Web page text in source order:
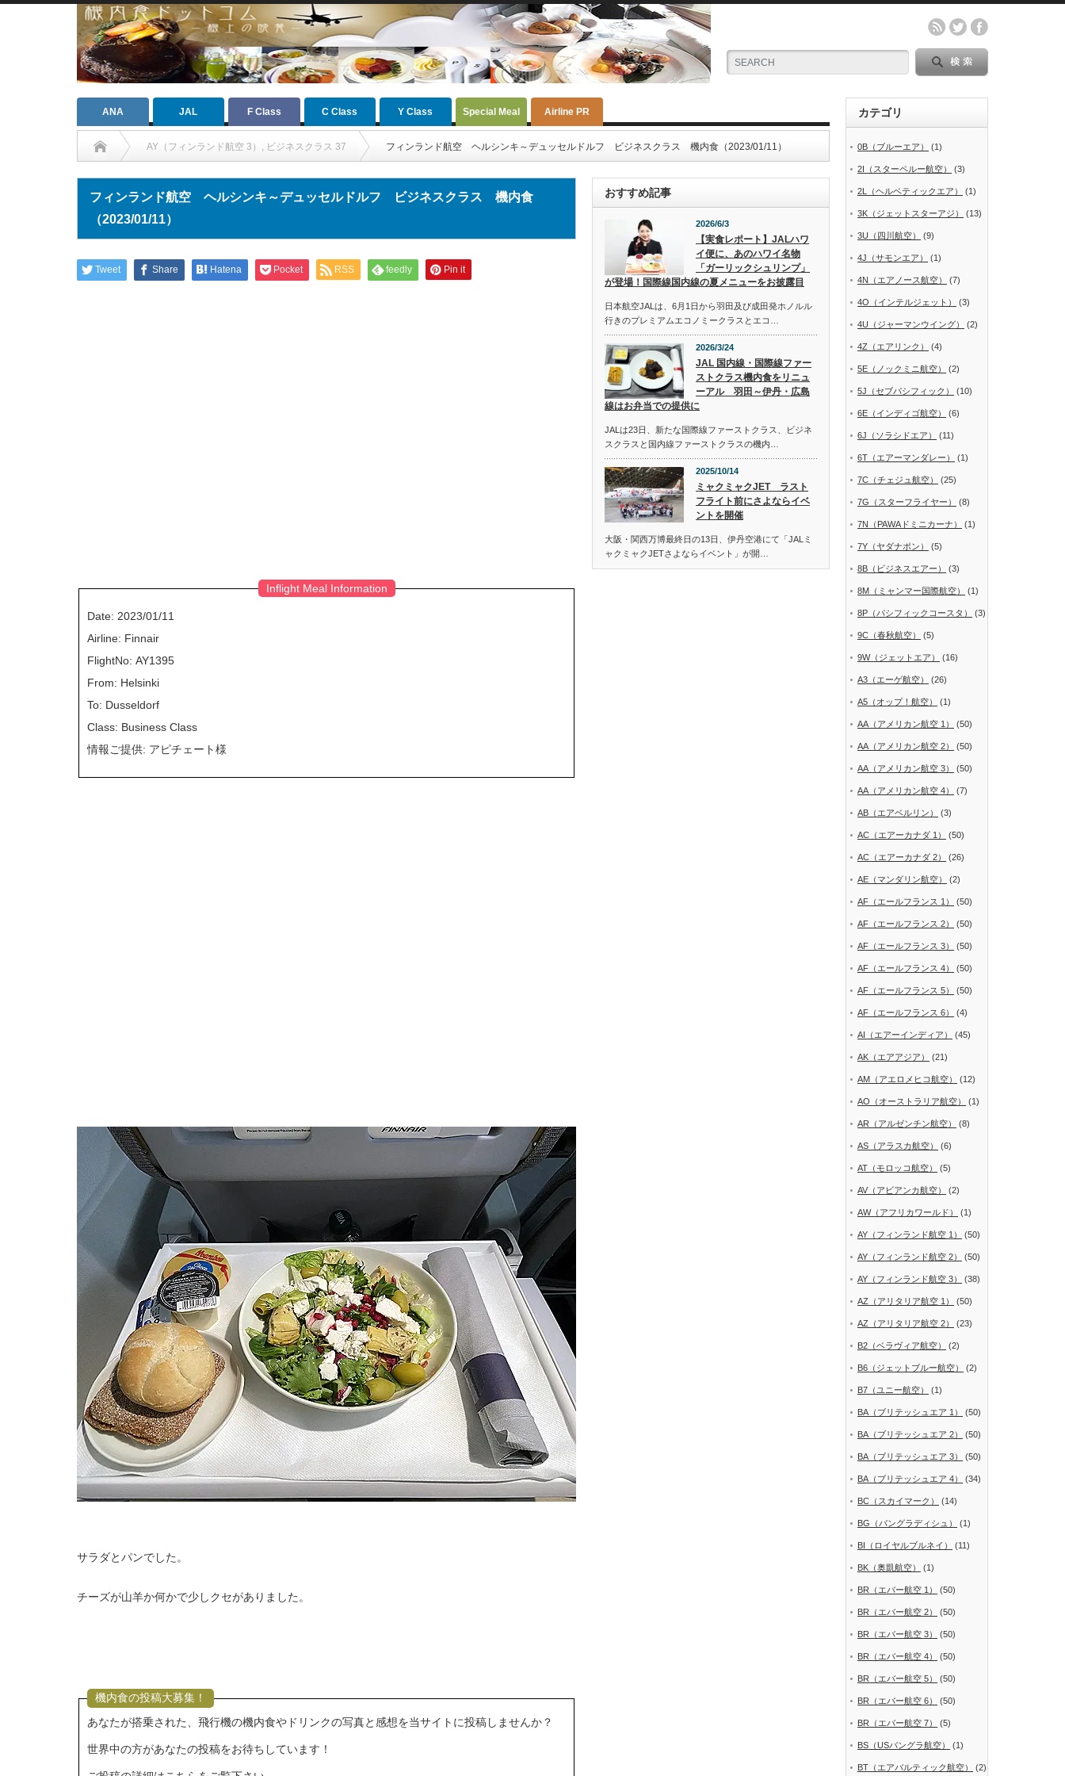
ANA JAL F Class C Class Y Class Special Meal Airline PR
AY（フィンランド航空 3） , ビジネスクラス 37 フィンランド航空 ヘルシンキ～デュッセルドルフ ビジネスクラス 機内食（2023/01/11）
フィンランド航空 ヘルシンキ～デュッセルドルフ ビジネスクラス 機内食
（2023/01/11）
Tweet Share Hatena Pocket RSS feedly Pin it
Inflight Meal Information
Date: 2023/01/11
Airline: Finnair
FlightNo: AY1395
From: Helsinki
To: Dusseldorf
Class: Business Class
情報ご提供: アピチェート様
サラダとパンでした。
チーズが山羊か何かで少しクセがありました。
機内食の投稿大募集！
あなたが搭乗された、飛行機の機内食やドリンクの写真と感想を当サイトに投稿しませんか？
世界中の方があなたの投稿をお待ちしています！
おすすめ記事
2026/6/3
【実食レポート】JALハワ
イ便に、あのハワイ名物
「ガーリックシュリンプ」
が登場！国際線国内線の夏メニューをお披露目
日本航空JALは、6月1日から羽田及び成田発ホノルル
行きのプレミアムエコノミークラスとエコ…
2026/3/24
JAL 国内線・国際線ファー
ストクラス機内食をリニュ
ーアル 羽田～伊丹・広島
線はお弁当での提供に
JALは23日、新たな国際線ファーストクラス、ビジネ
スクラスと国内線ファーストクラスの機内…
2025/10/14
ミャクミャクJET ラスト
フライト前にさよならイベ
ントを開催
大阪・関西万博最終日の13日、伊丹空港にて「JALミ
ャクミャクJETさよならイベント」が開…
カテゴリ
0B（ブルーエア） (1)
2I（スターペルー航空） (3)
2L（ヘルベティックエア） (1)
3K（ジェットスターアジ） (13)
3U（四川航空） (9)
4J（サモンエア） (1)
4N（エアノース航空） (7)
4O（インテルジェット） (3)
4U（ジャーマンウイング） (2)
4Z（エアリンク） (4)
5E（ノックミニ航空） (2)
5J（セブパシフィック） (10)
6E（インディゴ航空） (6)
6J（ソラシドエア） (11)
6T（エアーマンダレー） (1)
7C（チェジュ航空） (25)
7G（スターフライヤー） (8)
7N（PAWAドミニカーナ） (1)
7Y（ヤダナポン） (5)
8B（ビジネスエアー） (3)
8M（ミャンマー国際航空） (1)
8P（パシフィックコースタ） (3)
9C（春秋航空） (5)
9W（ジェットエア） (16)
A3（エーゲ航空） (26)
A5（オップ！航空） (1)
AA（アメリカン航空 1） (50)
AA（アメリカン航空 2） (50)
AA（アメリカン航空 3） (50)
AA（アメリカン航空 4） (7)
AB（エアベルリン） (3)
AC（エアーカナダ 1） (50)
AC（エアーカナダ 2） (26)
AE（マンダリン航空） (2)
AF（エールフランス 1） (50)
AF（エールフランス 2） (50)
AF（エールフランス 3） (50)
AF（エールフランス 4） (50)
AF（エールフランス 5） (50)
AF（エールフランス 6） (4)
AI（エアーインディア） (45)
AK（エアアジア） (21)
AM（アエロメヒコ航空） (12)
AO（オーストラリア航空） (1)
AR（アルゼンチン航空） (8)
AS（アラスカ航空） (6)
AT（モロッコ航空） (5)
AV（アビアンカ航空） (2)
AW（アフリカワールド） (1)
AY（フィンランド航空 1） (50)
AY（フィンランド航空 2） (50)
AY（フィンランド航空 3） (38)
AZ（アリタリア航空 1） (50)
AZ（アリタリア航空 2） (23)
B2（ベラヴィア航空） (2)
B6（ジェットブルー航空） (2)
B7（ユニー航空） (1)
BA（ブリテッシュエア 1） (50)
BA（ブリテッシュエア 2） (50)
BA（ブリテッシュエア 3） (50)
BA（ブリテッシュエア 4） (34)
BC（スカイマーク） (14)
BG（バングラディシュ） (1)
BI（ロイヤルブルネイ） (11)
BK（奥凱航空） (1)
BR（エバー航空 1） (50)
BR（エバー航空 2） (50)
BR（エバー航空 3） (50)
BR（エバー航空 4） (50)
BR（エバー航空 5） (50)
BR（エバー航空 6） (50)
BR（エバー航空 7） (5)
BS（USバングラ航空） (1)
BT（エアバルティック航空） (2)